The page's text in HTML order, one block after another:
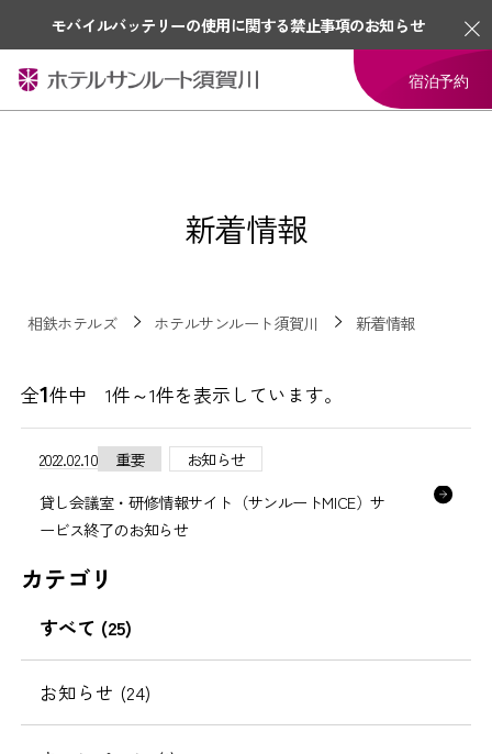
モバイルバッテリーの使用に関する禁止事項のお知らせ
宿泊予約
新着情報
相鉄ホテルズ ホテルサンルート須賀川 新着情報
全1件中 1件～1件を表示しています。
2022.02.10 重要
お知らせ
貸し会議室・研修情報サイト（サンルートMICE）サ
ービス終了のお知らせ
カテゴリ
すべて (25)
お知らせ (24)